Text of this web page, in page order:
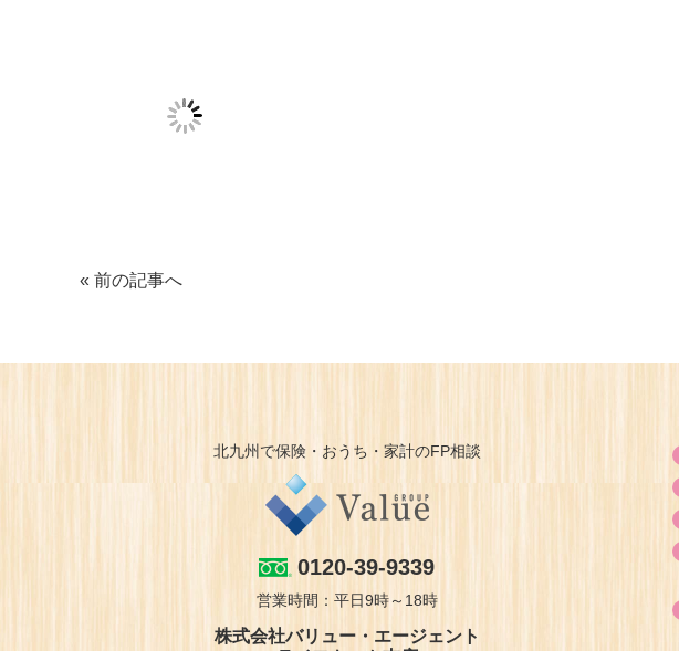
« 前の記事へ
北九州で保険・おうち・家計のFP相談
0120-39-9339
営業時間：平日9時～18時
株式会社バリュー・エージェント